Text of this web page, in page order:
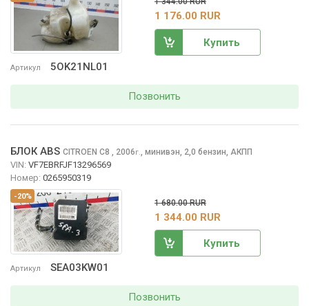
Артикул 5OK21NL01
1 176.00 RUR
Купить
Позвонить
-20%
Артикул SEA03KW01
БЛОК ABS CITROEN C8 , 2006г. минивэн, 2,0 бензин, АКПП
VIN: VF7EBRFJF13296569
Номер: 0265950319
1 680.00 RUR
1 344.00 RUR
Купить
Позвонить